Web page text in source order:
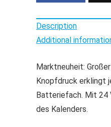
Description
Additional
Marktneuheit:
Knopfdruck erklingt
Batteriefach. Mit 24
des Kalenders.